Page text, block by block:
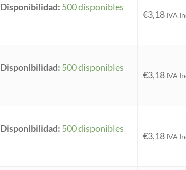
Disponibilidad: 500 disponibles
€3,18 IVA
Disponibilidad: 500 disponibles
€3,18 IVA
Disponibilidad: 500 disponibles
€3,18 IVA